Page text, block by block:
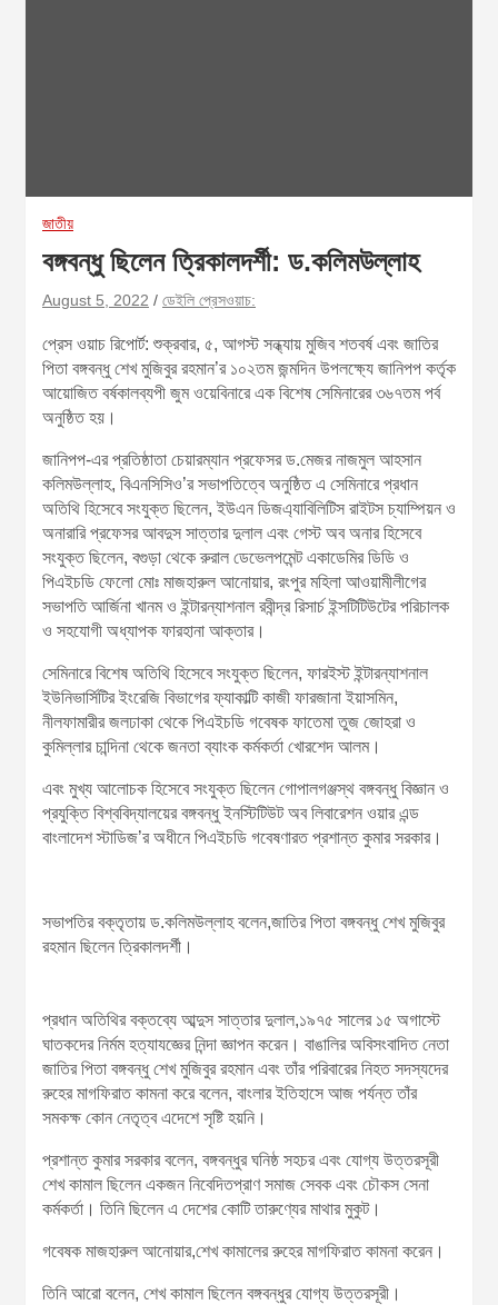
জাতীয়
বঙ্গবন্ধু ছিলেন ত্রিকালদর্শী: ড.কলিমউল্লাহ
August 5, 2022 ডেইলি প্রেসওয়াচ:
প্রেস ওয়াচ রিপোর্ট: শুক্রবার, ৫, আগস্ট সন্ধ্যায় মুজিব শতবর্ষ এবং জাতির
পিতা বঙ্গবন্ধু শেখ মুজিবুর রহমান’র ১০২তম জন্মদিন উপলক্ষ্যে জানিপপ কর্তৃক
আয়োজিত বর্ষকালব্যপী জুম ওয়েবিনারে এক বিশেষ সেমিনারের ৩৬৭তম পর্ব
অনুষ্ঠিত হয়।
জানিপপ-এর প্রতিষ্ঠাতা চেয়ারম্যান প্রফেসর ড.মেজর নাজমুল আহসান
কলিমউল্লাহ, বিএনসিসিও’র সভাপতিত্বে অনুষ্ঠিত এ সেমিনারে প্রধান
অতিথি হিসেবে সংযুক্ত ছিলেন, ইউএন ডিজএ্যাবিলিটিস রাইটস চ্যাম্পিয়ন ও
অনারারি প্রফেসর আবদুস সাত্তার দুলাল এবং গেস্ট অব অনার হিসেবে
সংযুক্ত ছিলেন, বগুড়া থেকে রুরাল ডেভেলপমেন্ট একাডেমির ডিডি ও
পিএইচডি ফেলো মোঃ মাজহারুল আনোয়ার, রংপুর মহিলা আওয়ামীলীগের
সভাপতি আর্জিনা খানম ও ইন্টারন্যাশনাল রবীন্দ্র রিসার্চ ইন্সটিটিউটের পরিচালক
ও সহযোগী অধ্যাপক ফারহানা আক্তার।
সেমিনারে বিশেষ অতিথি হিসেবে সংযুক্ত ছিলেন, ফারইস্ট ইন্টারন্যাশনাল
ইউনিভার্সিটির ইংরেজি বিভাগের ফ্যাকাল্টি কাজী ফারজানা ইয়াসমিন,
নীলফামারীর জলঢাকা থেকে পিএইচডি গবেষক ফাতেমা তুজ জোহরা ও
কুমিল্লার চান্দিনা থেকে জনতা ব্যাংক কর্মকর্তা খোরশেদ আলম।
এবং মুখ্য আলোচক হিসেবে সংযুক্ত ছিলেন গোপালগঞ্জস্থ বঙ্গবন্ধু বিজ্ঞান ও
প্রযুক্তি বিশ্ববিদ্যালয়ের বঙ্গবন্ধু ইনস্টিটিউট অব লিবারেশন ওয়ার এন্ড
বাংলাদেশ স্টাডিজ’র অধীনে পিএইচডি গবেষণারত প্রশান্ত কুমার সরকার।
সভাপতির বক্তৃতায় ড.কলিমউল্লাহ বলেন,জাতির পিতা বঙ্গবন্ধু শেখ মুজিবুর
রহমান ছিলেন ত্রিকালদর্শী।
প্রধান অতিথির বক্তব্যে আব্দুস সাত্তার দুলাল,১৯৭৫ সালের ১৫ অগাস্টে
ঘাতকদের নির্মম হত্যাযজ্ঞের নিন্দা জ্ঞাপন করেন। বাঙালির অবিসংবাদিত নেতা
জাতির পিতা বঙ্গবন্ধু শেখ মুজিবুর রহমান এবং তাঁর পরিবারের নিহত সদস্যদের
রুহের মাগফিরাত কামনা করে বলেন, বাংলার ইতিহাসে আজ পর্যন্ত তাঁর
সমকক্ষ কোন নেতৃত্ব এদেশে সৃষ্টি হয়নি।
প্রশান্ত কুমার সরকার বলেন, বঙ্গবন্ধুর ঘনিষ্ঠ সহচর এবং যোগ্য উত্তরসূরী
শেখ কামাল ছিলেন একজন নিবেদিতপ্রাণ সমাজ সেবক এবং চৌকস সেনা
কর্মকর্তা। তিনি ছিলেন এ দেশের কোটি তারুণ্যের মাথার মুকুট।
গবেষক মাজহারুল আনোয়ার,শেখ কামালের রুহের মাগফিরাত কামনা করেন।
তিনি আরো বলেন, শেখ কামাল ছিলেন বঙ্গবন্ধুর যোগ্য উত্তরসূরী।